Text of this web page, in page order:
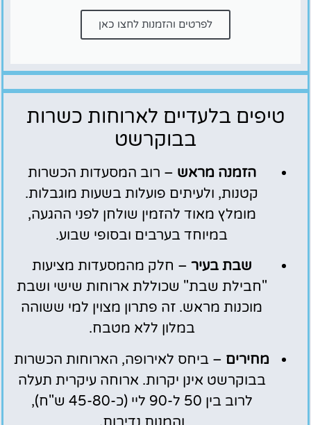
לפרטים והזמנות לחצו כאן
טיפים בלעדיים לארוחות כשרות
בבוקרשט
הזמנה מראש – רוב המסעדות הכשרות
קטנות, ולעיתים פועלות בשעות מוגבלות.
מומלץ מאוד להזמין שולחן לפני ההגעה,
במיוחד בערבים ובסופי שבוע.
שבת בעיר – חלק מהמסעדות מציעות
"חבילת שבת" שכוללת ארוחות שישי ושבת
מוכנות מראש. זה פתרון מצוין למי ששוהה
במלון ללא מטבח.
מחירים – ביחס לאירופה, הארוחות הכשרות
בבוקרשט אינן יקרות. ארוחה עיקרית תעלה
לרוב בין 50 ל-90 ליי (כ-45-80 ש"ח),